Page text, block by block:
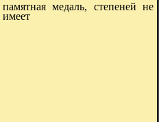
памятная медаль, степеней не
имеет